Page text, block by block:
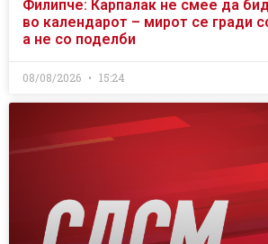
Филипче: Карпалак не смее да
во календарот – мирот се гради
а не со поделби
08/08/2026 15:24